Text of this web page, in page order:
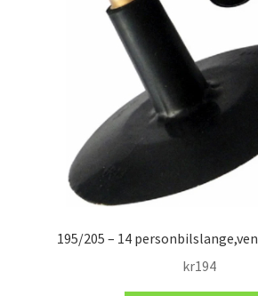
195/205 – 14
kr194